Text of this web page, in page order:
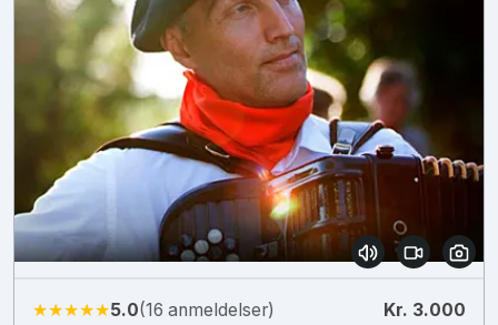
★★★★★5.0(16 anmeldelser) Kr. 3.000